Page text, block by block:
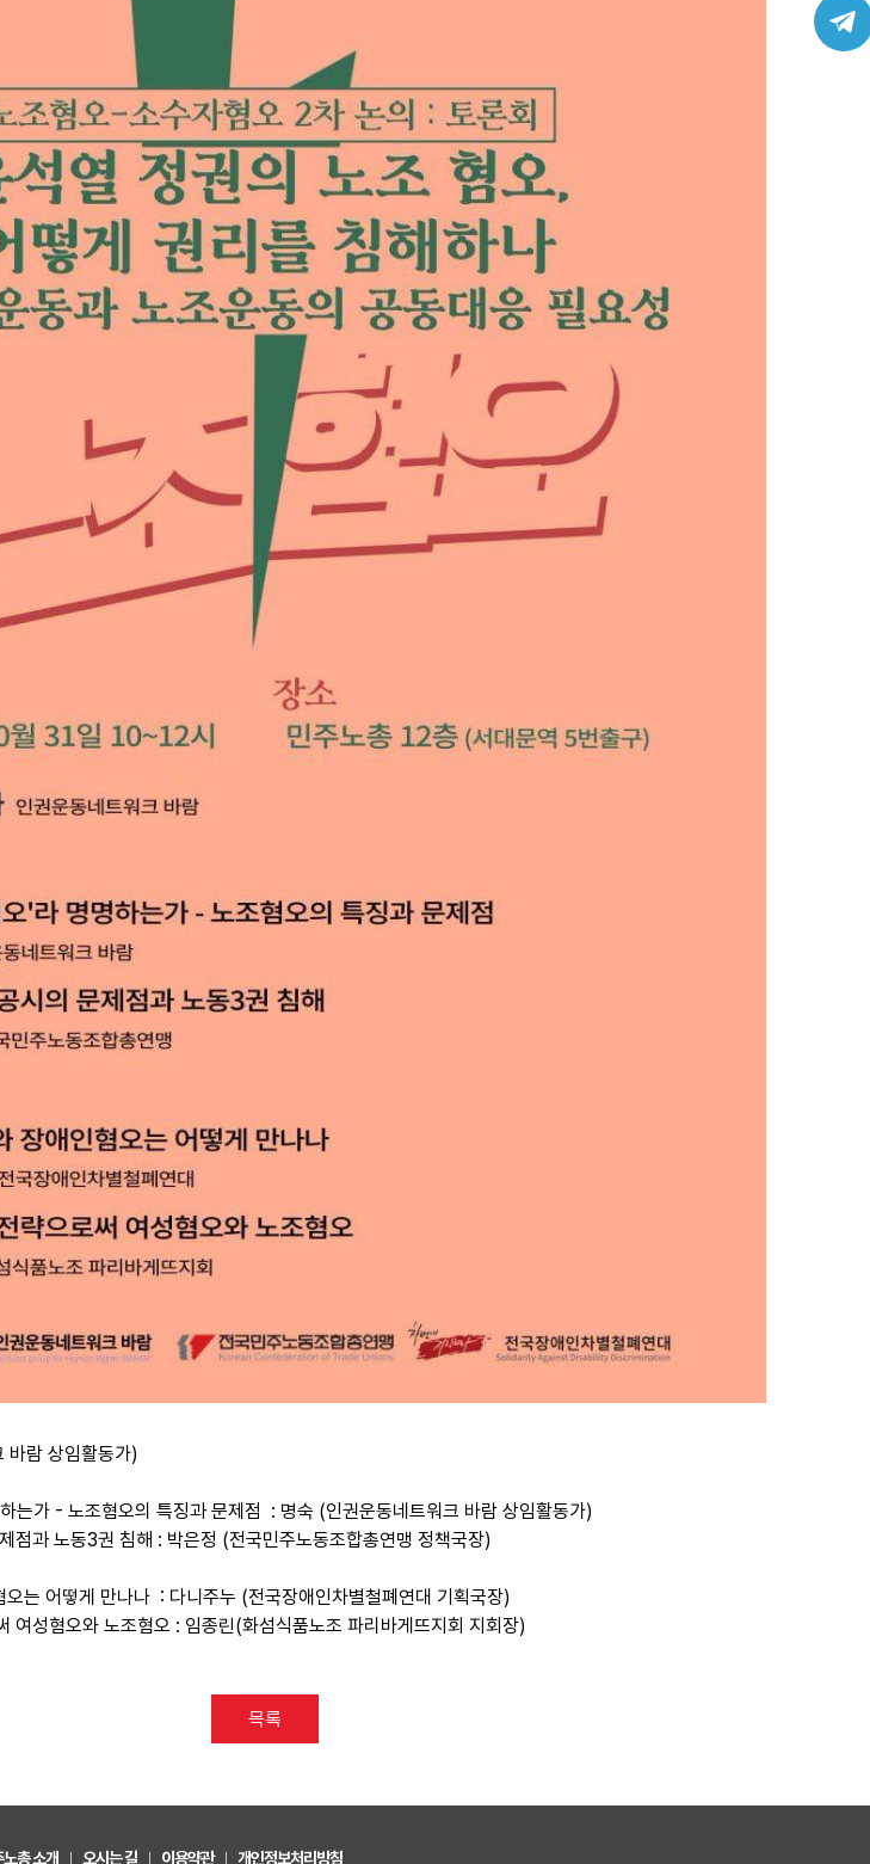
바람 상임활동가)
는가 - 노조혐오의 특징과 문제점 : 명숙 (인권운동네트워크 바람 상임활동가)
점과 노동3권 침해 : 박은정 (전국민주노동조합총연맹 정책국장)
오는 어떻게 만나나 : 다니주누 (전국장애인차별철폐연대 기획국장)
여성혐오와 노조혐오 : 임종린(화섬식품노조 파리바게뜨지회 지회장)
목록
노총 소개 오시는 길 이용약관 개인정보처리방침